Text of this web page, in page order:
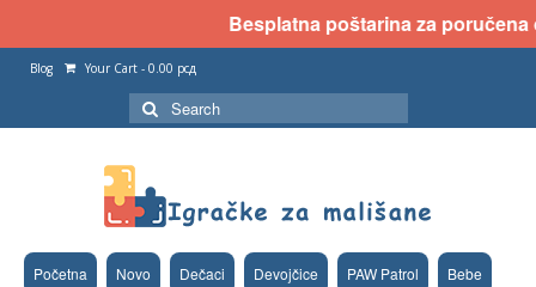
Besplatna poštarina za poručena
Blog Your Cart - 0.00 рсд
Search
for:
Početna Novo Dečaci Devojčice PAW Patrol Bebe